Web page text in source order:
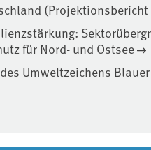
(Projektionsbericht
für Nord- und Ostsee
Umweltzeichens